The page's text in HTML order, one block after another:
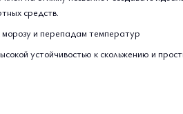
средств.
морозу и перепадам температур
устойчивостью к скольжению и